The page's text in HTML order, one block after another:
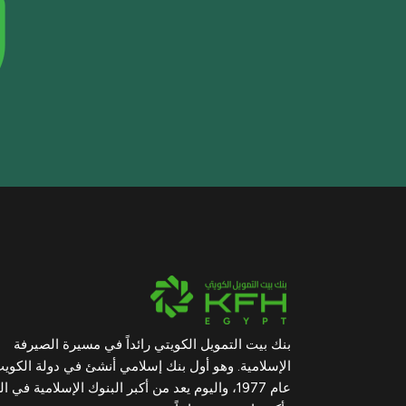
بنك بيت التمويل الكويتي رائداً في مسيرة الصيرفة
الإسلامية. وهو أول بنك إسلامي أنشئ في دولة
عام 1977، واليوم يعد من أكبر البنوك الإسلامية في